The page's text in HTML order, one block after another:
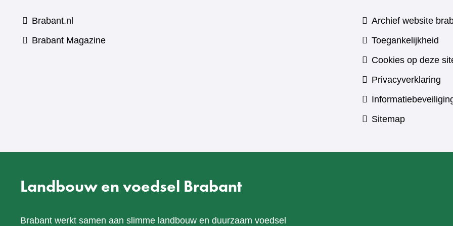
Brabant.nl
Brabant Magazine(verwijst
Archief website
Toegankelijkheid
Cookies op deze
Privacyverklaring
Sitemap
Landbouw en voedsel Brabant
Brabant werkt samen aan slimme landbouw en duurzaam voedsel